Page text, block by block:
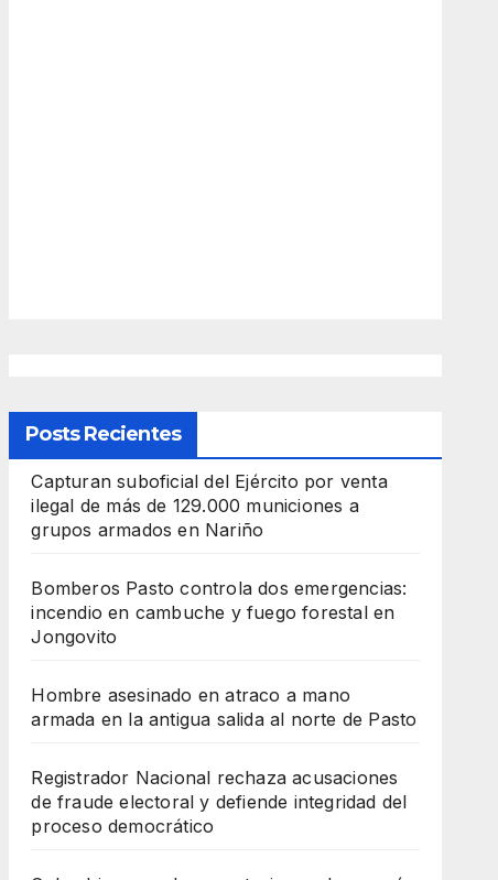
Posts Recientes
Capturan suboficial del Ejército por venta
ilegal de más de 129.000 municiones a
grupos armados en Nariño
Bomberos Pasto controla dos emergencias:
incendio en cambuche y fuego forestal en
Jongovito
Hombre asesinado en atraco a mano
armada en la antigua salida al norte de Pasto
Registrador Nacional rechaza acusaciones
de fraude electoral y defiende integridad del
proceso democrático